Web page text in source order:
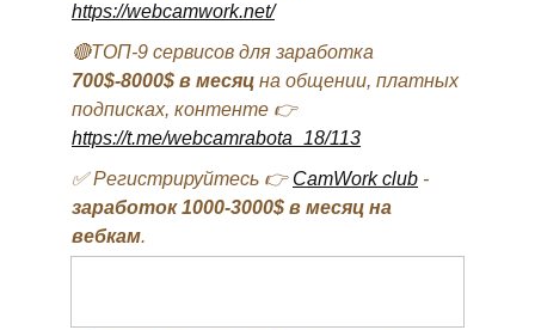
https://webcamwork.net/
🔴ТОП-9 сервисов для заработка
700$-8000$ в месяц на общении, платных
подписках, контенте 👉
https://t.me/webcamrabota_18/113
✅ Регистрируйтесь 👉 CamWork club -
заработок 1000-3000$ в месяц на
вебкам.